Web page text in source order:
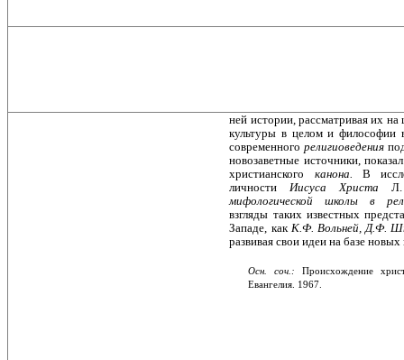
ней истории, рассматривая их
культуры в целом и философии
современногорелигиоведения
новозаветные источники,
христианского канона. В
личностиИисуса Христа
мифологической школы в
взгляды таких известных
Западе, как К.Ф. Вольней, Д.Ф.
развивая свои идеи на базе
Осн. соч.: Происхождение
Евангелия. 1967.